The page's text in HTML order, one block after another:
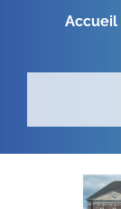
Accueil